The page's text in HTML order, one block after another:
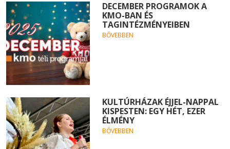
DECEMBER PROGRAMOK A
KMO-BAN ÉS
TAGINTÉZMÉNYEIBEN
BŐVEBBEN
KULTÚRHÁZAK ÉJJEL-NAPPAL
KISPESTEN: EGY HÉT, EZER
ÉLMÉNY
BŐVEBBEN